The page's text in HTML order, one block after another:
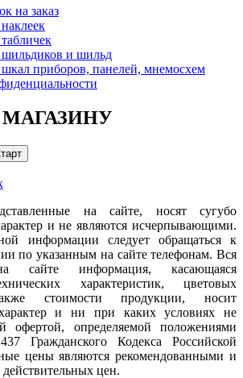
на заказ
шильдиков и шильд
приборов, панелей, мнемосхем
на сайте, носят сугубо
и не являются исчерпывающими.
информации следует обращаться к
по указанным на сайте телефонам. Вся
на сайте информация, касающаяся
характеристик, цветовых
стоимости продукции, носит
и ни при каких условиях не
офертой, определяемой положениями
Гражданского Кодекса Российской
цены являются рекомендованными и
действительных цен.